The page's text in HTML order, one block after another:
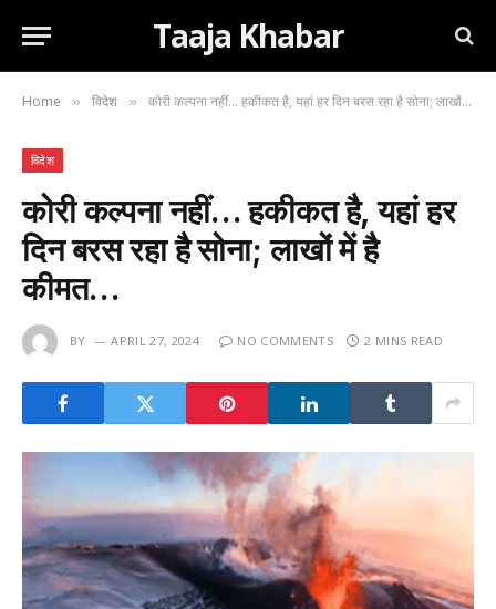
Taaja Khabar
Home » विदेश » कोरी कल्पना नहीं… हकीकत है, यहां हर दिन बरस रहा है सोना; लाखों में है कीमत…
विदेश
कोरी कल्पना नहीं… हकीकत है, यहां हर
दिन बरस रहा है सोना; लाखों में है
कीमत…
BY APRIL 27, 2024 NO COMMENTS 2 MINS READ